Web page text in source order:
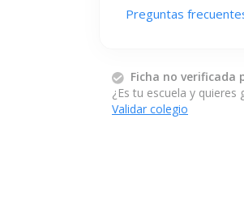
Preguntas
Ficha no verificada
¿Es tu escuela y quieres
Validar colegio